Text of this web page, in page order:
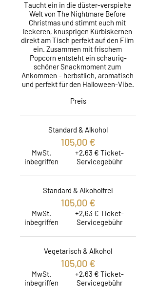
Taucht ein in die düster-verspielte
Welt von The Nightmare Before
Christmas und stimmt euch mit
leckeren, knusprigen Kürbiskernen
direkt am Tisch perfekt auf den Film
ein. Zusammen mit frischem
Popcorn entsteht ein schaurig-
schöner Snackmoment zum
Ankommen – herbstlich, aromatisch
und perfekt für den Halloween-Vibe.
Preis
Standard & Alkohol
105,00 €
MwSt.
inbegriffen
+2,63 € Ticket-
Servicegebühr
Standard & Alkoholfrei
105,00 €
MwSt.
inbegriffen
+2,63 € Ticket-
Servicegebühr
Vegetarisch & Alkohol
105,00 €
MwSt.
inbegriffen
+2,63 € Ticket-
Servicegebühr